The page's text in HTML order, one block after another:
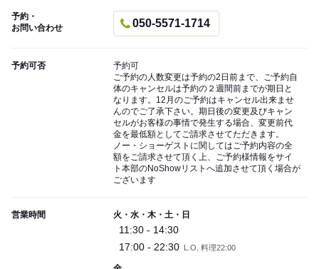
予約・
お問い合わせ
050-5571-1714
予約可否
予約可
ご予約の人数変更は予約の2日前まで、ご予約自
体のキャンセルは予約の２週間前までが期日と
なります。12月のご予約はキャンセル出来ませ
んのでご了承下さい。期日後の変更及びキャン
セルがお客様の事情で発生する場合、変更前代
金を最低額としてご請求させてただきます。
ノー・ショーゲストに関してはご予約内容の全
額をご請求させて頂く上、ご予約様情報をサイ
ト本部のNoShowリストへ追加させて頂く場合が
ございます
営業時間 火・水・木・土・日
11:30 - 14:30
17:00 - 22:30 L.O. 料理22:00